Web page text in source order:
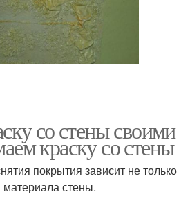
со стены своими
краску со стены
покрытия зависит не только
материала стены.